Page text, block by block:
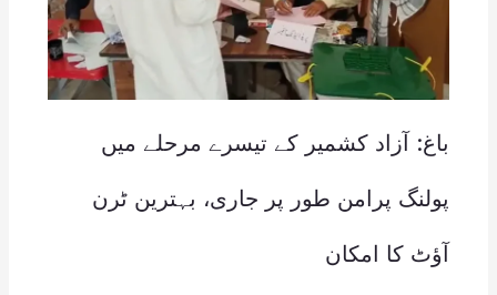
باغ: آزاد کشمیر کے تیسرے مرحلے میں
پولنگ پرامن طور پر جاری، بہترین ٹرن
آؤٹ کا امکان